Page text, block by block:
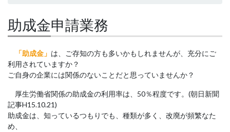
助成金申請業務
「助成金」 は、ご存知の方も多いかもしれませんが、充分にご
利用されていますか？
ご自身の企業には関係のないことだと思っていませんか？
厚生労働省関係の助成金の利用率は、50％程度です。(朝日新聞
記事H15.10.21)
助成金は、知っているつもりでも、種類が多く、改廃が頻繁なた
め、